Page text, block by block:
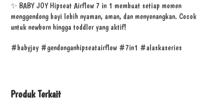
✨ BABY JOY Hipseat Airflow 7 in 1 membuat setiap momen
menggendong bayi lebih nyaman, aman, dan menyenangkan. Cocok
untuk newborn hingga toddler yang aktif!
#babyjoy #gendonganhipseatairflow #7in1 #alaskaseries
Produk Terkait